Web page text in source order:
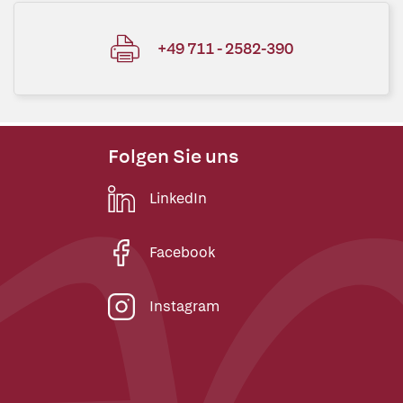
+49 711 - 2582-390
Folgen Sie uns
LinkedIn
Facebook
Instagram